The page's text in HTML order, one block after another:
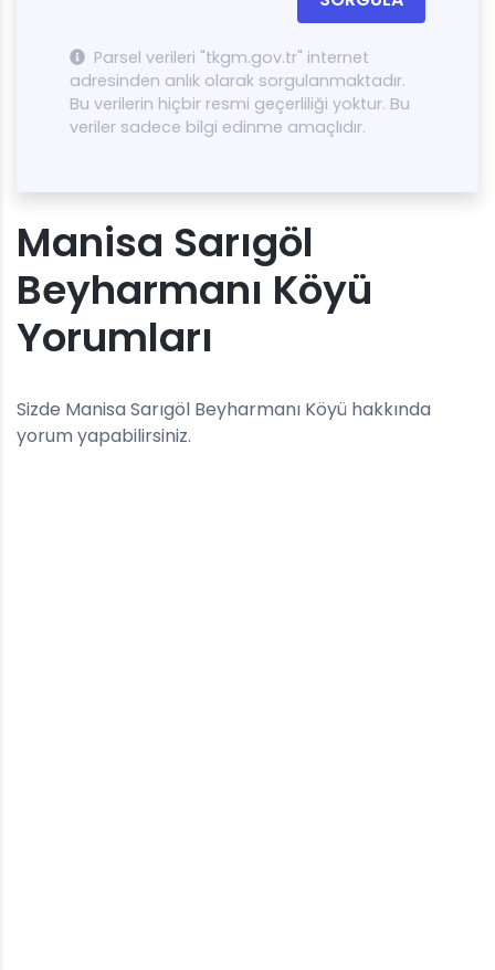
Parsel verileri "tkgm.gov.tr" internet
adresinden anlık olarak sorgulanmaktadır.
Bu verilerin hiçbir resmi geçerliliği yoktur. Bu
veriler sadece bilgi edinme amaçlıdır.
Manisa Sarıgöl
Beyharmanı Köyü
Yorumları
Sizde Manisa Sarıgöl Beyharmanı Köyü hakkında
yorum yapabilirsiniz.